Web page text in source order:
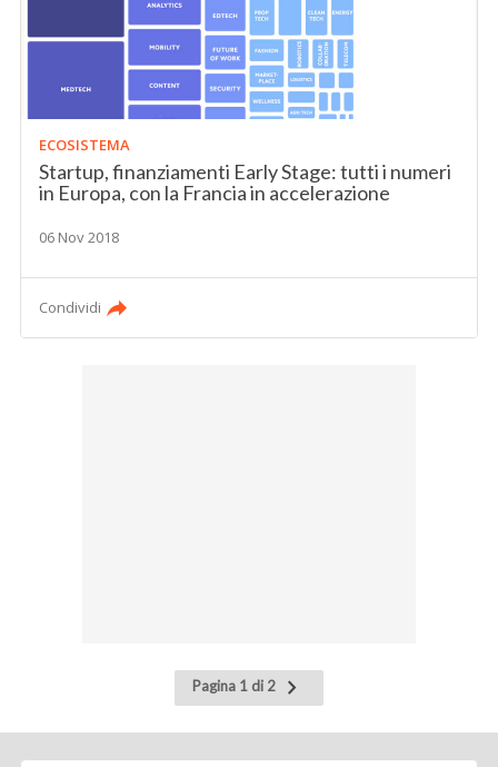
ECOSISTEMA
Startup, finanziamenti Early Stage: tutti i numeri
in Europa, con la Francia in accelerazione
06 Nov 2018
Condividi
Pagina 1 di 2
Pagina
successiva